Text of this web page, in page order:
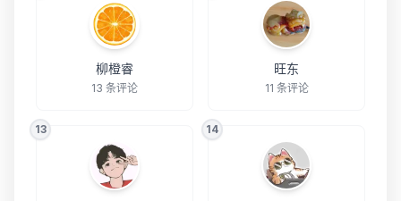
柳橙睿
13 条评论
旺东
11 条评论
13 14